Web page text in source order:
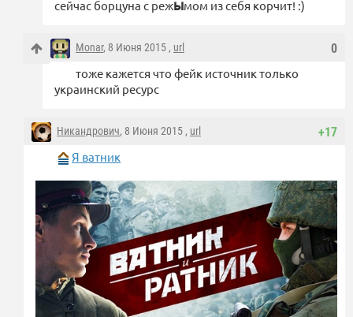
сейчас борцуна с режЫмом из себя корчит! :)
0
Monar, 8 Июня 2015 , url
тоже кажется что фейк источник только
украинский ресурс
+17
Никандрович, 8 Июня 2015 , url
Я ватник